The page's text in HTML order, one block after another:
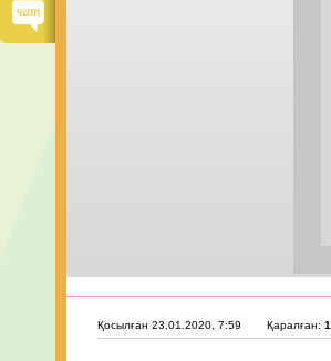
Қосылған 23.01.2020, 7:59 Қаралған: